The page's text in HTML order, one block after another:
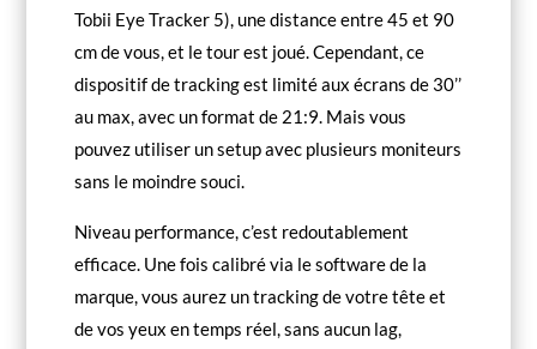
Tobii Eye Tracker 5), une distance entre 45 et 90
cm de vous, et le tour est joué. Cependant, ce
dispositif de tracking est limité aux écrans de 30’’
au max, avec un format de 21:9. Mais vous
pouvez utiliser un setup avec plusieurs moniteurs
sans le moindre souci.
Niveau performance, c’est redoutablement
efficace. Une fois calibré via le software de la
marque, vous aurez un tracking de votre tête et
de vos yeux en temps réel, sans aucun lag,